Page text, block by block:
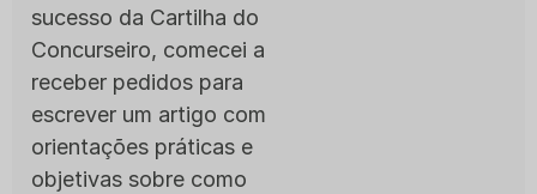
sucesso da Cartilha do
Concurseiro, comecei a
receber pedidos para
escrever um artigo com
orientações práticas e
objetivas sobre como